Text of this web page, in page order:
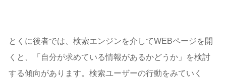
とくに後者では、検索エンジンを介してWEBページを開
くと、「自分が求めている情報があるかどうか」を検討
する傾向があります。検索ユーザーの行動をみていく